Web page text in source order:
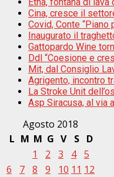
Cina, cresce il
Covid, Conte
Inaugurato il
Gattopardo Wine
Ddl “Coesione e
Mit, dal Consiglio
Agrigento, incontro
La Stroke Unit
Asp Siracusa, al via
Agosto 2018
L M M G V S
D
1
2 3 4 5
6
7 8 9 10 11 12